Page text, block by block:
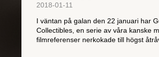
2018-01-11
I väntan på galan den 22 januari har
Collectibles, en serie av våra kanske
filmreferenser nerkokade till högst